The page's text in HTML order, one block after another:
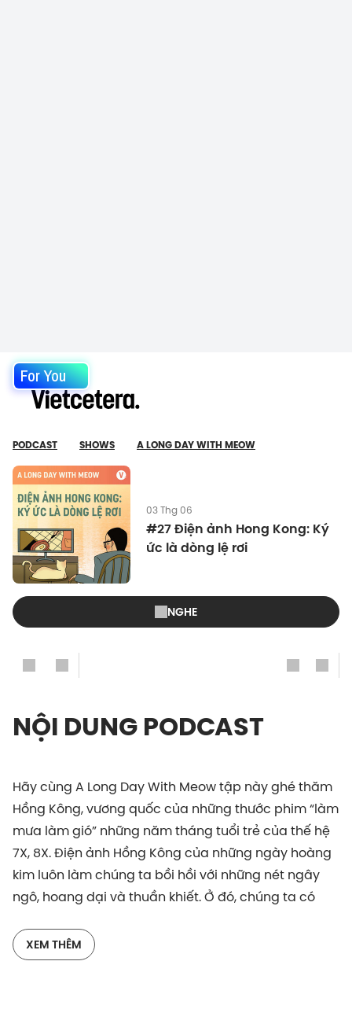
For You
PODCAST SHOWS A LONG DAY WITH MEOW
03 Thg 06
#27 Điện ảnh Hong Kong: Ký
ức là dòng lệ rơi
NGHE
NỘI DUNG PODCAST
Hãy cùng A Long Day With Meow tập này ghé thăm
Hồng Kông, vương quốc của những thước phim “làm
mưa làm gió” những năm tháng tuổi trẻ của thế hệ
7X, 8X. Điện ảnh Hồng Kông của những ngày hoàng
kim luôn làm chúng ta bồi hồi với những nét ngây
ngô, hoang dại và thuần khiết. Ở đó, chúng ta có
Quốc Vinh,… Chúng ta thuộc nằm lòng những địa
điểm từ Cửu Long, Vượng Giác đến Tiêm Sa Chủy
XEM THÊM